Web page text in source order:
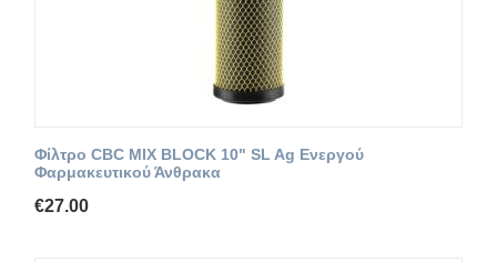
Φίλτρο CBC MIX BLOCK 10" SL Ag Ενεργού
Φαρμακευτικού Άνθρακα
€27.00